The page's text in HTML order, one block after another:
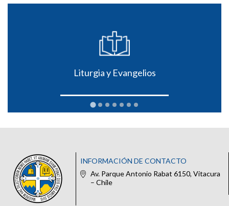
Liturgia y Evangelios
INFORMACIÓN DE CONTACTO
Av. Parque Antonio Rabat 6150, Vitacura
– Chile